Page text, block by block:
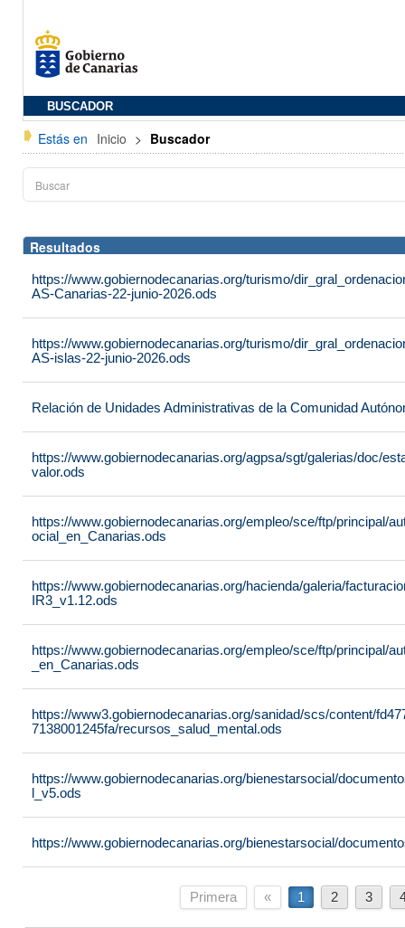
BUSCADOR
Estás en Inicio > Buscador
Resultados
https://www.gobiernodecanarias.org/turismo/
AS-Canarias-22-junio-2026.ods
https://www.gobiernodecanarias.org/turismo/
AS-islas-22-junio-2026.ods
Relación de Unidades Administrativas de la Comunidad
https://www.gobiernodecanarias.org/agpsa/sgt/galerias/doc/
valor.ods
https://www.gobiernodecanarias.org/empleo/sce/ftp/principal/
ocial_en_Canarias.ods
https://www.gobiernodecanarias.org/hacienda/galeria/
IR3_v1.12.ods
https://www.gobiernodecanarias.org/empleo/sce/ftp/principal/
_en_Canarias.ods
https://www3.gobiernodecanarias.org/sanidad/scs/content/
7138001245fa/recursos_salud_mental.ods
https://www.gobiernodecanarias.org/bienestarsocial/
l_v5.ods
https://www.gobiernodecanarias.org/bienestarsocial/
Primera « 1 2 3